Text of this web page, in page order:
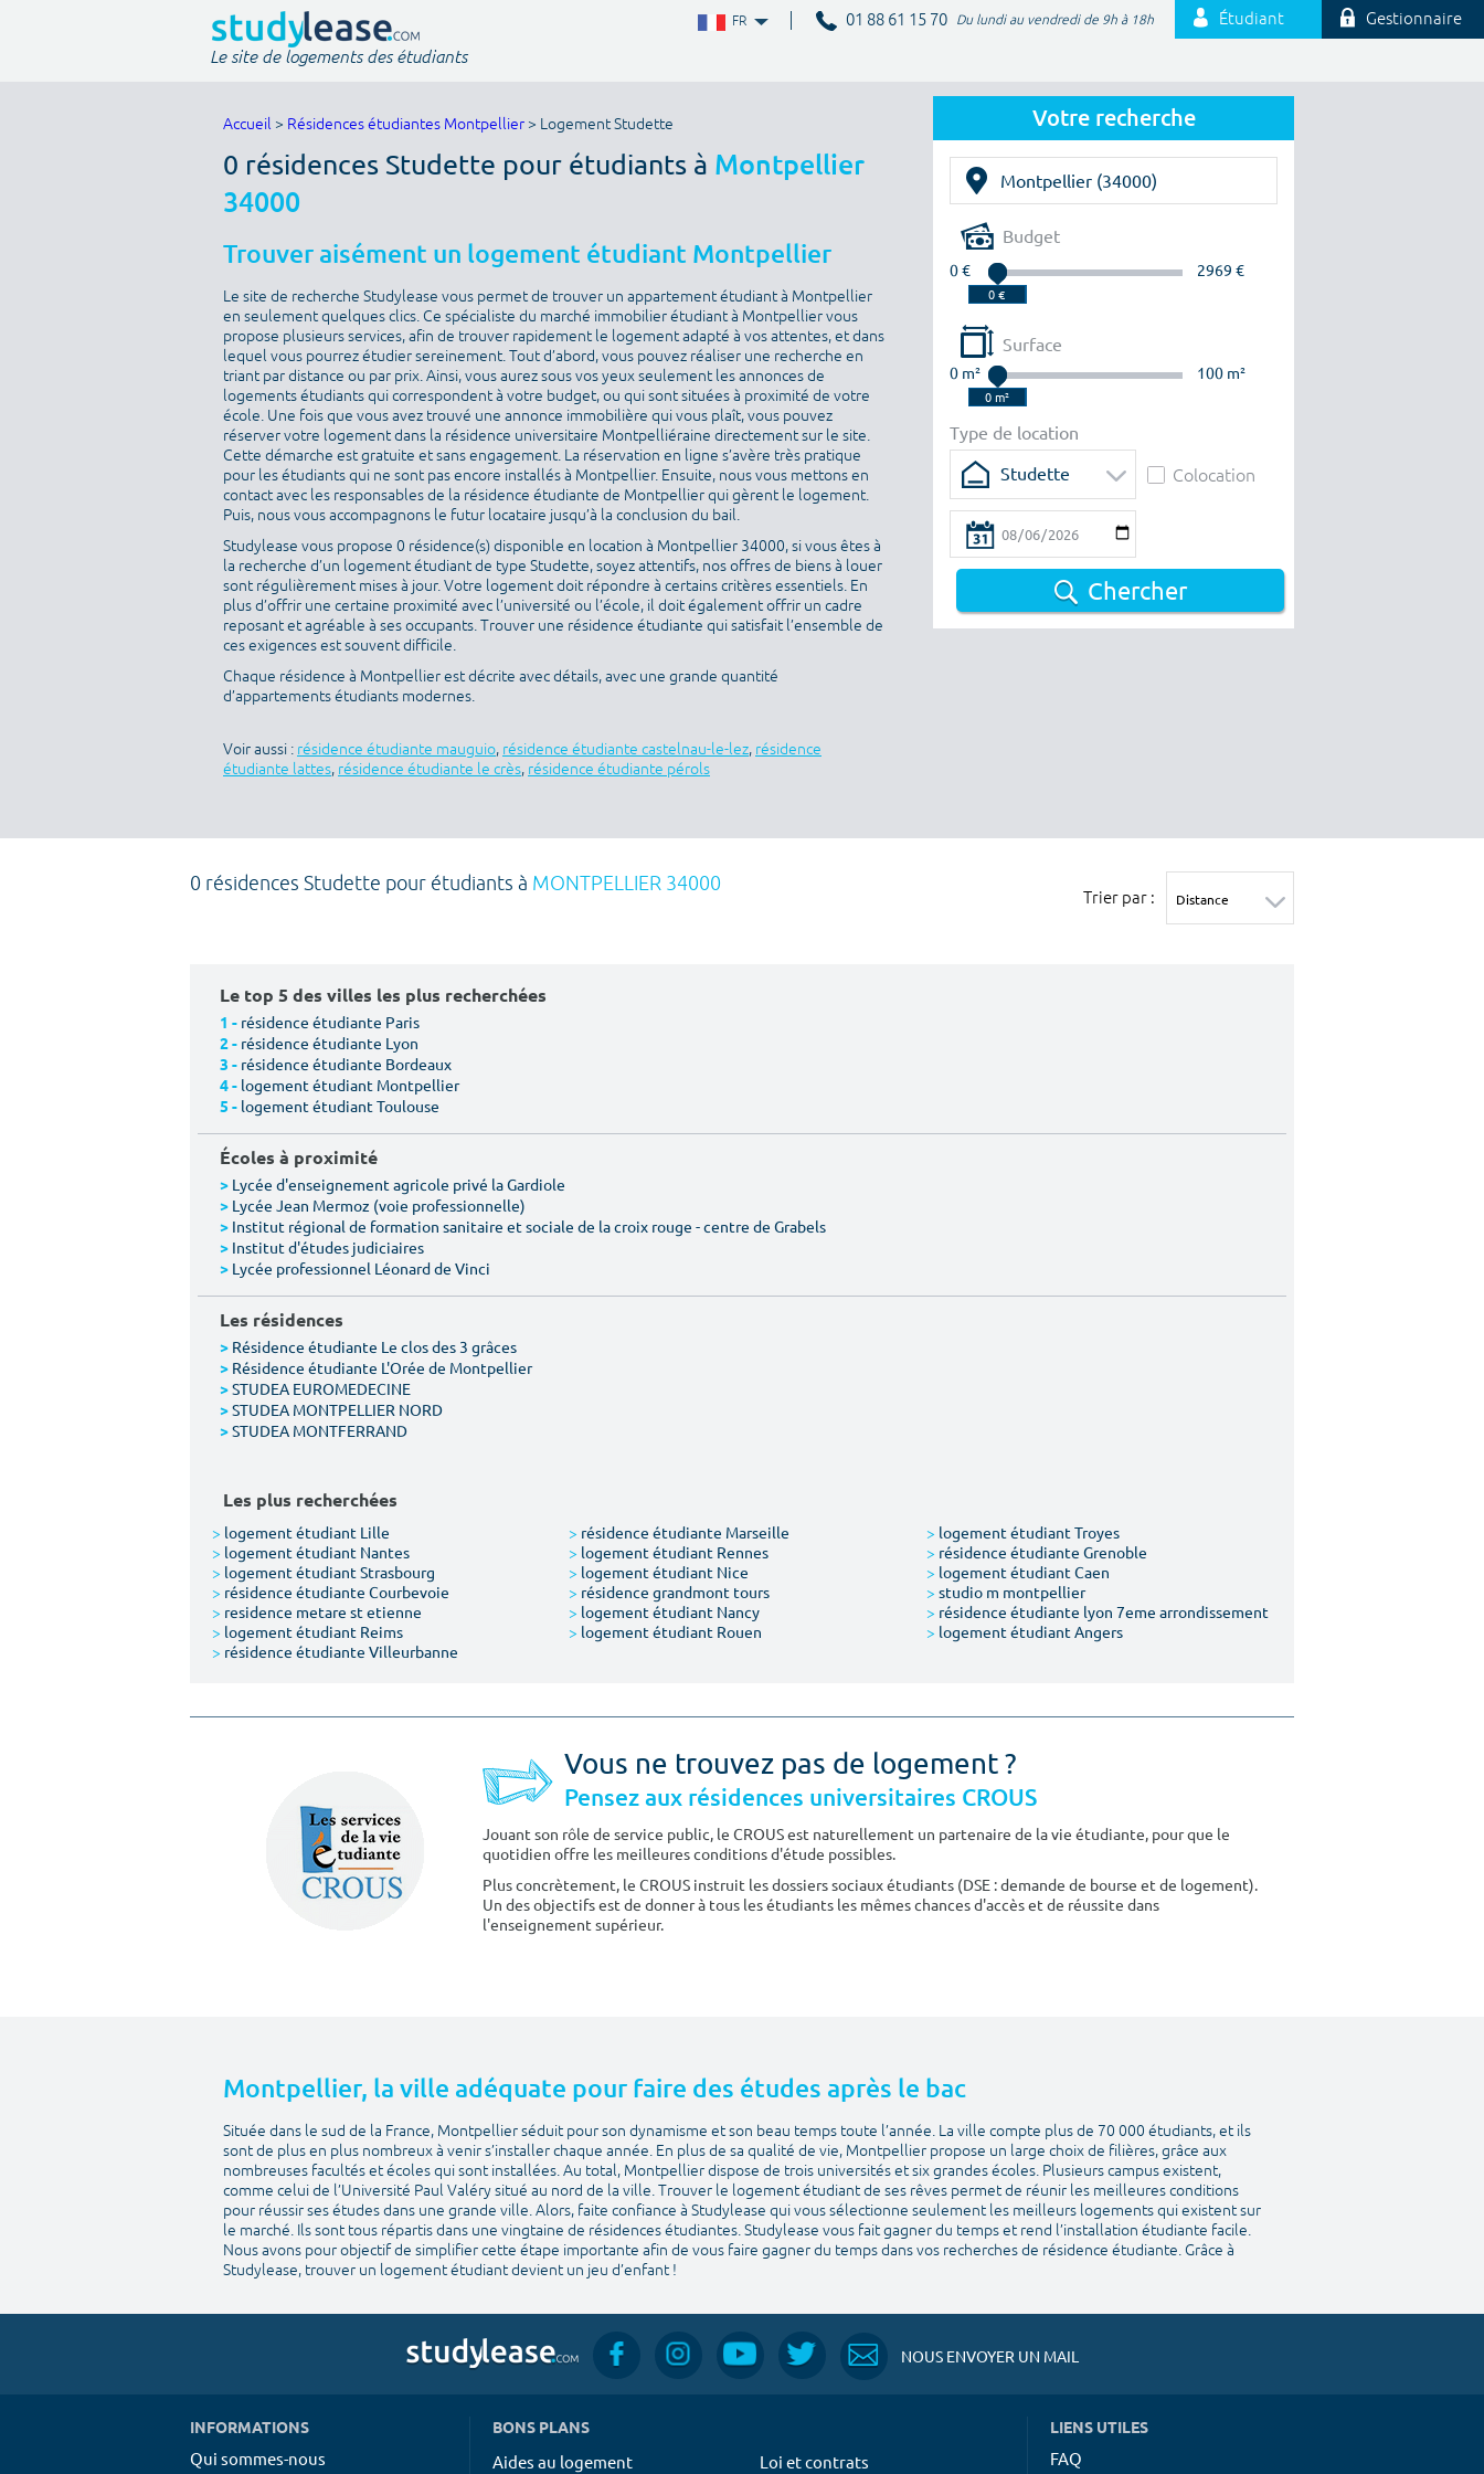
FR 01 88 61 15 70 Du lundi au vendredi de 9h à 18h Étudiant Gestionnaire
Le site de logements des étudiants
Votre recherche
Budget
0 € 2969 €
Surface
0 m² 100 m²
Type de location
Studette
Colocation
Chercher
Accueil > Résidences étudiantes Montpellier > Logement Studette
0 résidences Studette pour étudiants à Montpellier
34000
Trouver aisément un logement étudiant Montpellier
Le site de recherche Studylease vous permet de trouver un appartement étudiant à Montpellier
en seulement quelques clics. Ce spécialiste du marché immobilier étudiant à Montpellier vous
propose plusieurs services, afin de trouver rapidement le logement adapté à vos attentes, et dans
lequel vous pourrez étudier sereinement. Tout d’abord, vous pouvez réaliser une recherche en
triant par distance ou par prix. Ainsi, vous aurez sous vos yeux seulement les annonces de
logements étudiants qui correspondent à votre budget, ou qui sont situées à proximité de votre
école. Une fois que vous avez trouvé une annonce immobilière qui vous plaît, vous pouvez
réserver votre logement dans la résidence universitaire Montpelliéraine directement sur le site.
Cette démarche est gratuite et sans engagement. La réservation en ligne s’avère très pratique
pour les étudiants qui ne sont pas encore installés à Montpellier. Ensuite, nous vous mettons en
contact avec les responsables de la résidence étudiante de Montpellier qui gèrent le logement.
Puis, nous vous accompagnons le futur locataire jusqu’à la conclusion du bail.
Studylease vous propose 0 résidence(s) disponible en location à Montpellier 34000, si vous êtes à
la recherche d’un logement étudiant de type Studette, soyez attentifs, nos offres de biens à louer
sont régulièrement mises à jour. Votre logement doit répondre à certains critères essentiels. En
plus d’offrir une certaine proximité avec l’université ou l’école, il doit également offrir un cadre
reposant et agréable à ses occupants. Trouver une résidence étudiante qui satisfait l’ensemble de
ces exigences est souvent difficile.
Chaque résidence à Montpellier est décrite avec détails, avec une grande quantité
d’appartements étudiants modernes.
Voir aussi : résidence étudiante mauguio, résidence étudiante castelnau-le-lez, résidence
étudiante lattes, résidence étudiante le crès, résidence étudiante pérols
0 résidences Studette pour étudiants à MONTPELLIER 34000
Trier par :
Le top 5 des villes les plus recherchées
1 - résidence étudiante Paris
2 - résidence étudiante Lyon
3 - résidence étudiante Bordeaux
4 - logement étudiant Montpellier
5 - logement étudiant Toulouse
Écoles à proximité
> Lycée d'enseignement agricole privé la Gardiole
> Lycée Jean Mermoz (voie professionnelle)
> Institut régional de formation sanitaire et sociale de la croix rouge - centre de Grabels
> Institut d'études judiciaires
> Lycée professionnel Léonard de Vinci
Les résidences
> Résidence étudiante Le clos des 3 grâces
> Résidence étudiante L'Orée de Montpellier
>STUDEA EUROMEDECINE
>STUDEA MONTPELLIER NORD
>STUDEA MONTFERRAND
Les plus recherchées
> logement étudiant Lille > résidence étudiante Marseille > logement étudiant Troyes
> logement étudiant Nantes > logement étudiant Rennes > résidence étudiante Grenoble
> logement étudiant Strasbourg > logement étudiant Nice > logement étudiant Caen
> résidence étudiante Courbevoie > résidence grandmont tours > studio m montpellier
> residence metare st etienne > logement étudiant Nancy > résidence étudiante lyon 7eme arrondissement
> logement étudiant Reims > logement étudiant Rouen > logement étudiant Angers
> résidence étudiante Villeurbanne
Vous ne trouvez pas de logement ?
Pensez aux résidences universitaires CROUS
Jouant son rôle de service public, le CROUS est naturellement un partenaire de la vie étudiante, pour que le
quotidien offre les meilleures conditions d'étude possibles.
Plus concrètement, le CROUS instruit les dossiers sociaux étudiants (DSE : demande de bourse et de logement).
Un des objectifs est de donner à tous les étudiants les mêmes chances d'accès et de réussite dans
l'enseignement supérieur.
Montpellier, la ville adéquate pour faire des études après le bac
Située dans le sud de la France, Montpellier séduit pour son dynamisme et son beau temps toute l’année. La ville compte plus de 70 000 étudiants, et ils
sont de plus en plus nombreux à venir s’installer chaque année. En plus de sa qualité de vie, Montpellier propose un large choix de filières, grâce aux
nombreuses facultés et écoles qui sont installées. Au total, Montpellier dispose de trois universités et six grandes écoles. Plusieurs campus existent,
comme celui de l’Université Paul Valéry situé au nord de la ville. Trouver le logement étudiant de ses rêves permet de réunir les meilleures conditions
pour réussir ses études dans une grande ville. Alors, faite confiance à Studylease qui vous sélectionne seulement les meilleurs logements qui existent sur
le marché. Ils sont tous répartis dans une vingtaine de résidences étudiantes. Studylease vous fait gagner du temps et rend l’installation étudiante facile.
Nous avons pour objectif de simplifier cette étape importante afin de vous faire gagner du temps dans vos recherches de résidence étudiante. Grâce à
Studylease, trouver un logement étudiant devient un jeu d’enfant !
NOUS ENVOYER UN MAIL
INFORMATIONS
Qui sommes-nous
BONS PLANS
Aides au logement Loi et contrats
LIENS UTILES
FAQ